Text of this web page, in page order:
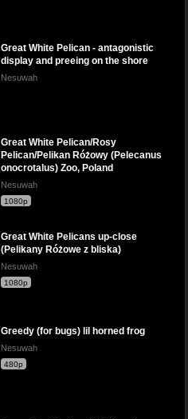
Great White Pelican - antagonistic
display and preeing on the shore
Nesuwah
Great White Pelican/Rosy
Pelican/Pelikan Różowy (Pelecanus
onocrotalus) Zoo, Poland
Nesuwah
1080p
Great White Pelicans up-close
(Pelikany Różowe z bliska)
Nesuwah
1080p
Greedy (for bugs) lil horned frog
Nesuwah
480p